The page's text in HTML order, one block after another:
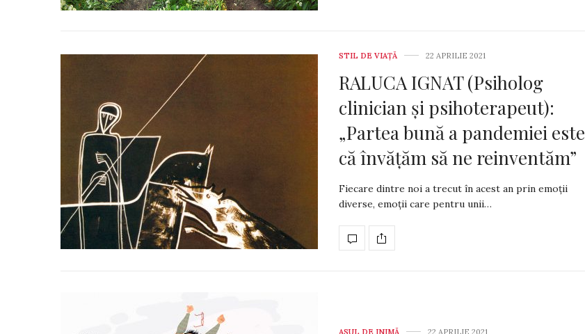
STIL DE VIA­ŢĂ 22 APRILIE 2021
RALUCA IGNAT (Psiholog
clinician şi psihoterapeut):
„Partea bună a pandemiei este
că învățăm să ne reinventăm”
Fiecare dintre noi a trecut în acest an prin emoţii
diverse, emoţii care pentru unii…
ASUL DE INIMĂ 22 APRILIE 2021